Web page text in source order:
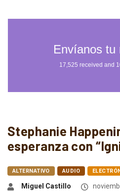
Stephanie
esperanza con
ALTERNATIVO AUDIO
Miguel Castillo